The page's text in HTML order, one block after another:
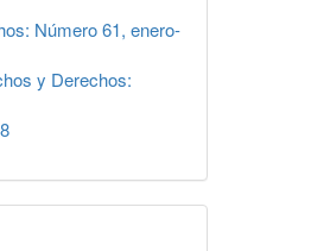
Número 61, enero-
y Derechos: